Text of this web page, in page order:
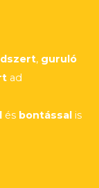
, guruló
ad
és bontással is